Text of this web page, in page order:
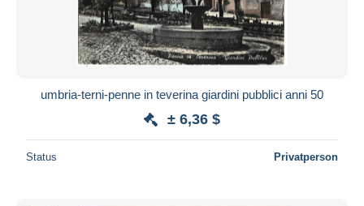
umbria-terni-penne in teverina giardini pubblici anni 50
± 6,36 $
Status Privatperson